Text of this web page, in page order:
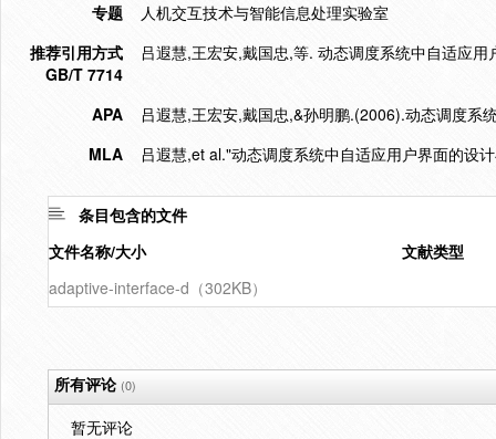
专题
人机交互技术与智能信息处理实验室
推荐引用方式
GB/T 7714
吕遐慧,王宏安,戴国忠,等. 动态调度系统中自适应
APA
吕遐慧,王宏安,戴国忠,&孙明鹏.(2006).动态调度系
MLA
吕遐慧,et al."动态调度系统中自适应用户界面的设
条目包含的文件
文件名称/大小
文献类型
adaptive-interface-d（302KB）
所有评论(0)
暂无评论